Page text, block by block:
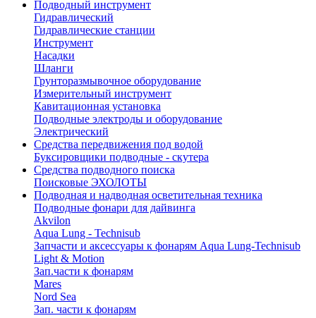
Подводный инструмент
Гидравлический
Гидравлические станции
Инструмент
Насадки
Шланги
Грунторазмывочное оборудование
Измерительный инструмент
Кавитационная установка
Подводные электроды и оборудование
Электрический
Средства передвижения под водой
Буксировщики подводные - скутера
Средства подводного поиска
Поисковые ЭХОЛОТЫ
Подводная и надводная осветительная техника
Подводные фонари для дайвинга
Akvilon
Aqua Lung - Technisub
Запчасти и аксессуары к фонарям Aqua Lung-Technisub
Light & Motion
Зап.части к фонарям
Mares
Nord Sea
Зап. части к фонарям